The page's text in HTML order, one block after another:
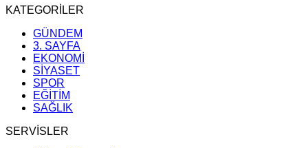
KATEGORİLER
GÜNDEM
3. SAYFA
EKONOMİ
SİYASET
SPOR
EĞİTİM
SAĞLIK
SERVİSLER